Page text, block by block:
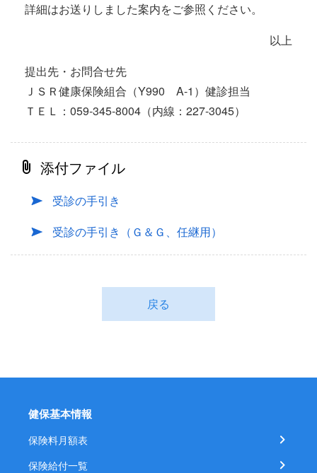
詳細はお送りしました案内をご参照ください。
以上
提出先・お問合せ先
ＪＳＲ健康保険組合（Y990 A-1）健診担当
ＴＥＬ：059-345-8004（内線：227-3045）
添付ファイル
受診の手引き
受診の手引き（Ｇ＆Ｇ、任継用）
戻る
健保基本情報
保険料月額表
保険給付一覧